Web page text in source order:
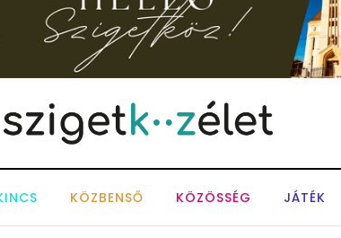
KÖZBENSŐ KÖZÖSSÉG JÁTÉK